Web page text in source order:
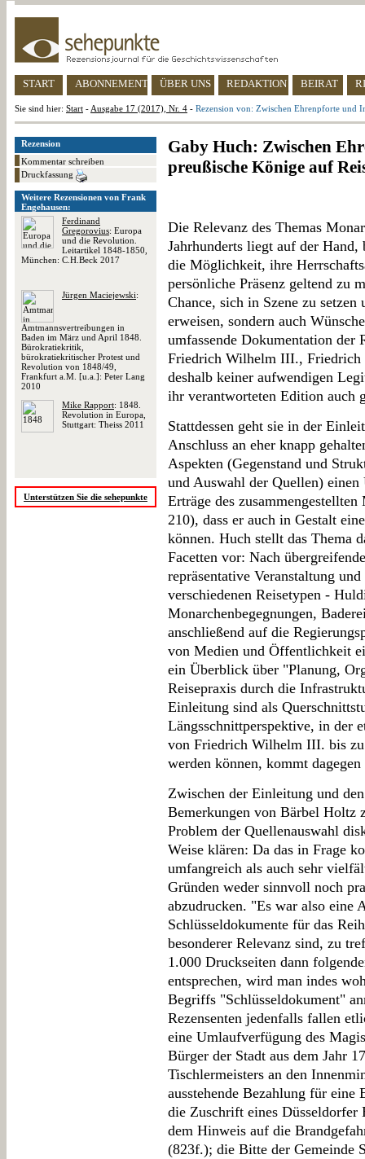
START ABONNEMENT ÜBER UNS REDAKTION BEIRAT
Sie sind hier: Start - Ausgabe 17 (2017), Nr. 4 - Rezension von: Zwischen Ehrenpforte und
Rezension
Kommentar schreiben
Druckfassung
Weitere Rezensionen von Frank
Engehausen:
Ferdinand
Gregorovius: Europa
und die Revolution.
Leitartikel 1848-1850,
München: C.H.Beck 2017
Jürgen Maciejewski:
Amtmannsvertreibungen in
Baden im März und April 1848.
Bürokratiekritik,
bürokratiekritischer Protest und
Revolution von 1848/49,
Frankfurt a.M. [u.a.]: Peter Lang
2010
Mike Rapport: 1848.
Revolution in Europa,
Stuttgart: Theiss 2011
Unterstützen Sie die sehepunkte
Gaby Huch: Zwischen
preußische Könige auf
Die Relevanz des Themas
Jahrhunderts liegt auf der Hand,
die Möglichkeit, ihre
persönliche Präsenz geltend zu
Chance, sich in Szene zu
erweisen, sondern auch
umfassende Dokumentation der
Friedrich Wilhelm III.,
deshalb keiner aufwendigen
ihr verantworteten Edition auch
Stattdessen geht sie in der
Anschluss an eher knapp
Aspekten (Gegenstand und
und Auswahl der Quellen)
Erträge des
210), dass er auch in Gestalt
können. Huch stellt das Thema
Facetten vor: Nach
repräsentative Veranstaltung
verschiedenen Reisetypen -
Monarchenbegegnungen,
anschließend auf die
von Medien und Öffentlichkeit
ein Überblick über "Planung,
Reisepraxis durch die
Einleitung sind als
Längsschnittperspektive, in der
von Friedrich Wilhelm III. bis
werden können, kommt
Zwischen der Einleitung und
Bemerkungen von Bärbel Holtz
Problem der Quellenauswahl
Weise klären: Da das in Frage
umfangreich als auch sehr
Gründen weder sinnvoll noch
abzudrucken. "Es war also eine
Schlüsseldokumente für das
besonderer Relevanz sind, zu
1.000 Druckseiten dann
entsprechen, wird man indes
Begriffs "Schlüsseldokument"
Rezensenten jedenfalls fallen
eine Umlaufverfügung des
Bürger der Stadt aus dem Jahr
Tischlermeisters an den
ausstehende Bezahlung für eine
die Zuschrift eines Düsseldorfer
dem Hinweis auf die
(823f.); die Bitte der Gemeinde